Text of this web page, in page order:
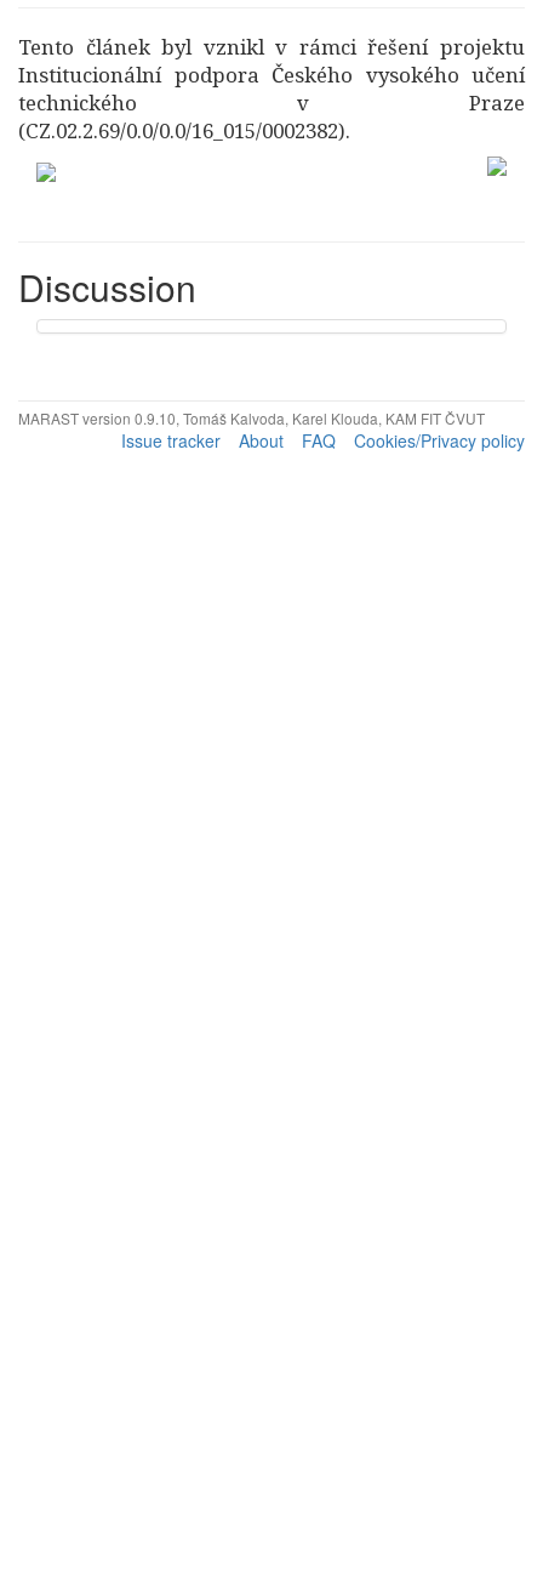
Tento článek byl vznikl v rámci řešení projektu
Institucionální podpora Českého vysokého učení
technického v Praze
(CZ.02.2.69/0.0/0.0/16_015/0002382).
Discussion
MARAST version 0.9.10, Tomáš Kalvoda, Karel Klouda, KAM FIT ČVUT
Issue tracker About FAQ Cookies/Privacy policy